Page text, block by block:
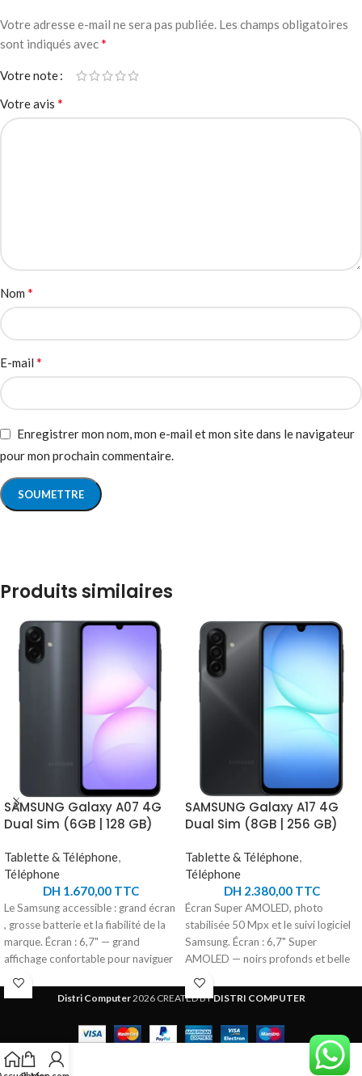
Votre adresse e-mail ne sera pas publiée. Les champs obligatoires
sont indiqués avec*
Votre note
Votre avis *
Nom *
E-mail *
Enregistrer mon nom, mon e-mail et mon site dans le navigateur
pour mon prochain commentaire.
Produits similaires
SAMSUNG Galaxy A07 4G
Dual Sim (6GB | 128 GB)
Tablette & Téléphone
Téléphone
DH 1.670,00TTC
Le Samsung accessible : grand écran
, grosse batterie et la fiabilité de la
marque. Écran : 6,7" — grand
affichage confortable pour naviguer
et regarder des vidéos Performance
: processeur 8 cœurs + 6 Go de
jusqu'à 2 To Photo : double caméra
50 Mpx f/1.8 avec autofocus, selfie
8 Mpx Batterie : 5000 mAh — tient
SAMSUNG Galaxy A17 4G
Dual Sim (8GB | 256 GB)
Tablette & Téléphone
Téléphone
DH 2.380,00TTC
Écran Super AMOLED, photo
stabilisée 50 Mpx et le suivi logiciel
Samsung. Écran : 6,7" Super
AMOLED — noirs profonds et belle
luminosité Performance :
processeur 8 cœurs + 8 Go de RAM,
jusqu'à 2 To Photo : triple caméra
50 Mpx f/1.8 stabilisée (OIS) + ultra
grand-angle 5 Mpx + macro, selfie
Distri Computer2026 CREATED BYDISTRI COMPUTER